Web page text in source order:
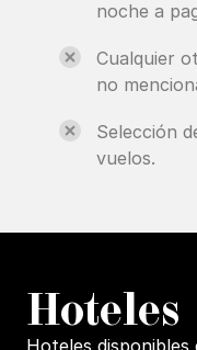
noche a
Cualquier
no
Selección
vuelos.
Hoteles